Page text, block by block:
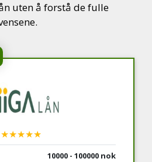
uten å forstå de fulle
★★★★★
10000 - 100000 nok